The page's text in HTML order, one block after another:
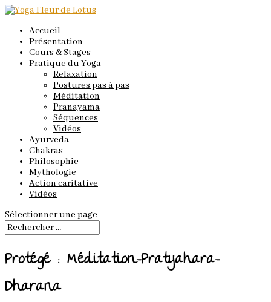
Accueil
Présentation
Cours & Stages
Pratique du Yoga
Relaxation
Postures pas à pas
Méditation
Pranayama
Séquences
Vidéos
Ayurveda
Chakras
Philosophie
Mythologie
Action caritative
Vidéos
Sélectionner une page
Protégé : Méditation-Pratyahara-
Dharana